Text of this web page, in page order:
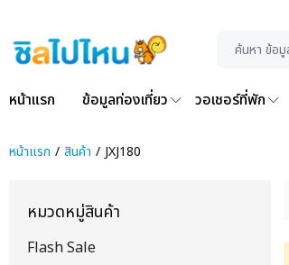
หน้าแรก ข้อมูลท่องเที่ยว วอเชอร์ที่พัก
หน้าแรก สินค้า JXJ180
หมวดหมู่สินค้า
Flash Sale